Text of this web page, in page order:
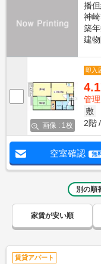
播
神
築
建
画像 : 1枚
即入
管
敷
2階
空室確認 無
別の順
家賃が安い順
賃貸アパート